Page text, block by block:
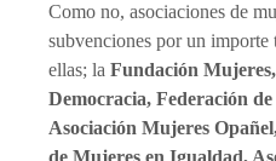
Como no, asociaciones de
subvenciones por un importe
ellas; la Fundación
Democracia, Federación
Asociación Mujeres